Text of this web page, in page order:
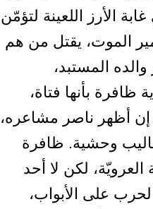
الأرز اللعينة لتؤمّن
الموت، يقتل من هم
المستبد،
بأنها فتاة،
إن أظهر ناصر مشاعره،
وحشية. ظافرة
لكن لا أحد
على الأبواب،